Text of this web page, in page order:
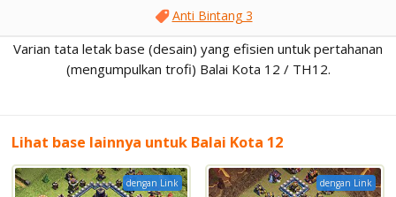
Anti Bintang 3
Varian tata letak base (desain) yang efisien untuk pertahanan
(mengumpulkan trofi) Balai Kota 12 / TH12.
Lihat base lainnya untuk Balai Kota 12
dengan Link dengan Link